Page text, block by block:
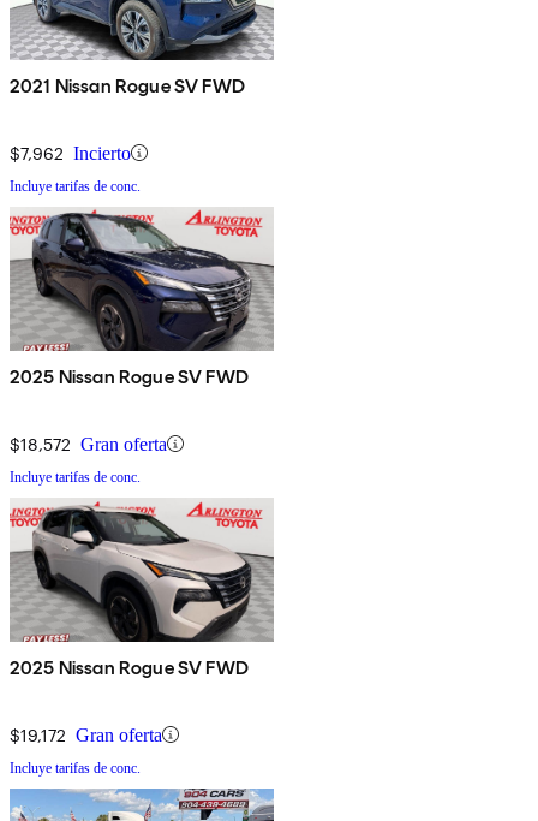
2021 Nissan Rogue SV FWD
$7,962 Incierto
Incluye tarifas de conc.
2025 Nissan Rogue SV FWD
$18,572 Gran oferta
Incluye tarifas de conc.
2025 Nissan Rogue SV FWD
$19,172 Gran oferta
Incluye tarifas de conc.